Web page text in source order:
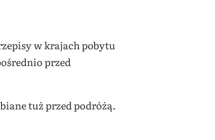
w krajach pobytu
przed
tuż przed podróżą.